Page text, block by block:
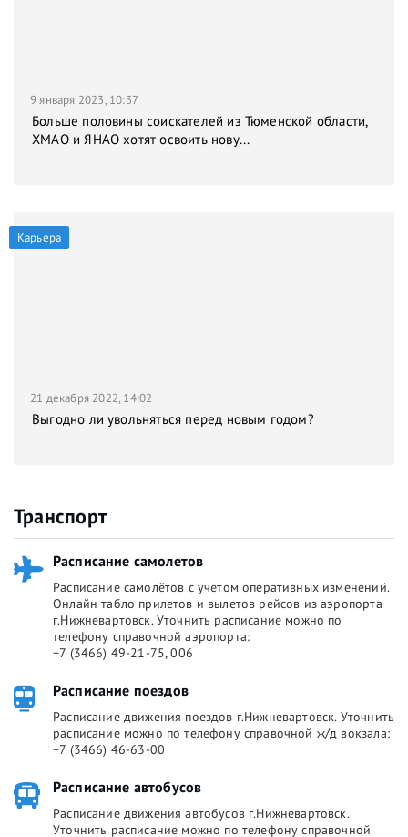
9 января 2023, 10:37
Больше половины соискателей из Тюменской области,
ХМАО и ЯНАО хотят освоить нову...
Карьера
21 декабря 2022, 14:02
Выгодно ли увольняться перед новым годом?
Транспорт
Расписание самолетов
Расписание самолётов с учетом оперативных изменений.
Онлайн табло прилетов и вылетов рейсов из аэропорта
г.Нижневартовск. Уточнить расписание можно по
телефону справочной аэропорта:
+7 (3466) 49-21-75, 006
Расписание поездов
Расписание движения поездов г.Нижневартовск. Уточнить
расписание можно по телефону справочной ж/д вокзала:
+7 (3466) 46-63-00
Расписание автобусов
Расписание движения автобусов г.Нижневартовск.
Уточнить расписание можно по телефону справочной